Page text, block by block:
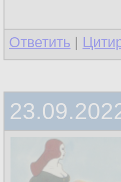
Ответить |